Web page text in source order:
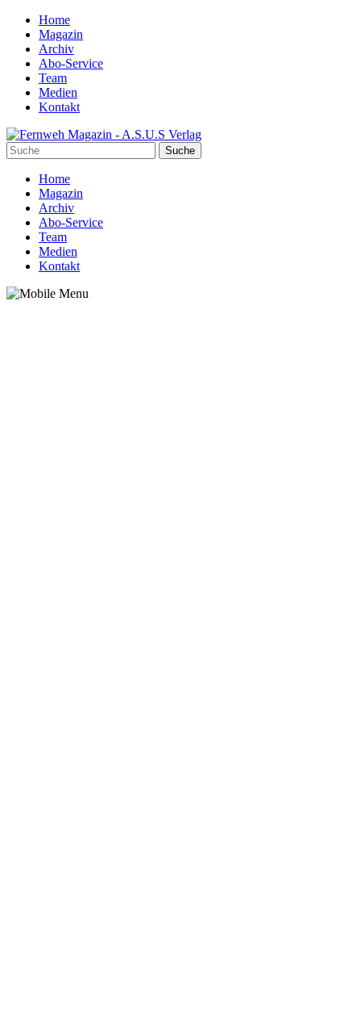
Home
Magazin
Archiv
Abo-Service
Team
Medien
Kontakt
Home
Magazin
Archiv
Abo-Service
Team
Medien
Kontakt